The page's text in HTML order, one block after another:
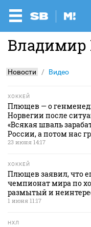
Новости Видео
ХОККЕЙ
Плющев — о
Норвегии после
«Всякая шваль
России, а потом нас
23 июня 14:17
ХОККЕЙ
Плющев заявил, что
чемпионат мира по
размытый и
1 июня 11:17
НХЛ